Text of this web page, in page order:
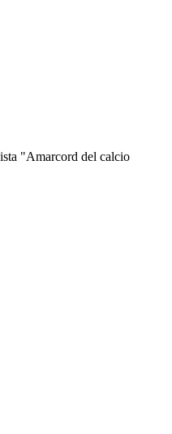
"Amarcord del calcio